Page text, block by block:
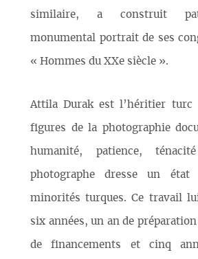
similaire, a construit
monumental portrait de ses
« Hommes du XXe siècle ».
Attila Durak est l’héritier turc
figures de la photographie
humanité, patience,
photographe dresse un
minorités turques. Ce travail
six années, un an de
de financements et cinq